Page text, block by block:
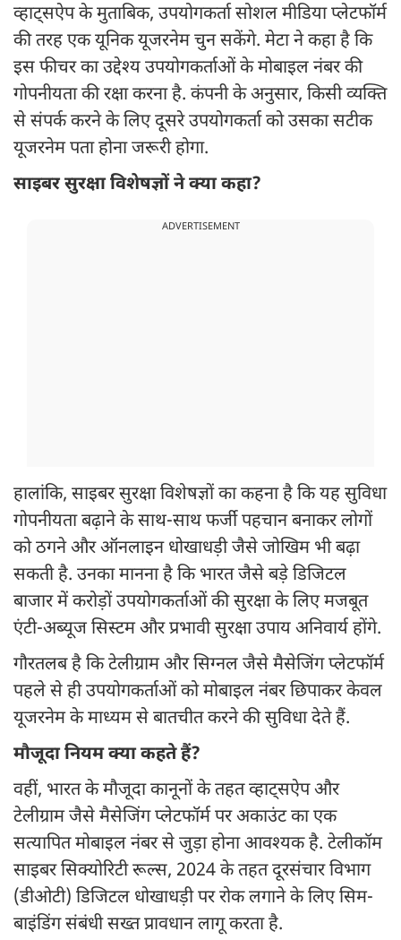
व्हाट्सऐप के मुताबिक, उपयोगकर्ता सोशल मीडिया प्लेटफॉर्म
की तरह एक यूनिक यूजरनेम चुन सकेंगे. मेटा ने कहा है कि
इस फीचर का उद्देश्य उपयोगकर्ताओं के मोबाइल नंबर की
गोपनीयता की रक्षा करना है. कंपनी के अनुसार, किसी व्यक्ति
से संपर्क करने के लिए दूसरे उपयोगकर्ता को उसका सटीक
यूजरनेम पता होना जरूरी होगा.
साइबर सुरक्षा विशेषज्ञों ने क्या कहा?
ADVERTISEMENT
हालांकि, साइबर सुरक्षा विशेषज्ञों का कहना है कि यह सुविधा
गोपनीयता बढ़ाने के साथ-साथ फर्जी पहचान बनाकर लोगों
को ठगने और ऑनलाइन धोखाधड़ी जैसे जोखिम भी बढ़ा
सकती है. उनका मानना है कि भारत जैसे बड़े डिजिटल
बाजार में करोड़ों उपयोगकर्ताओं की सुरक्षा के लिए मजबूत
एंटी-अब्यूज सिस्टम और प्रभावी सुरक्षा उपाय अनिवार्य होंगे.
गौरतलब है कि टेलीग्राम और सिग्नल जैसे मैसेजिंग प्लेटफॉर्म
पहले से ही उपयोगकर्ताओं को मोबाइल नंबर छिपाकर केवल
यूजरनेम के माध्यम से बातचीत करने की सुविधा देते हैं.
मौजूदा नियम क्या कहते हैं?
वहीं, भारत के मौजूदा कानूनों के तहत व्हाट्सऐप और
टेलीग्राम जैसे मैसेजिंग प्लेटफॉर्म पर अकाउंट का एक
सत्यापित मोबाइल नंबर से जुड़ा होना आवश्यक है. टेलीकॉम
साइबर सिक्योरिटी रूल्स, 2024 के तहत दूरसंचार विभाग
(डीओटी) डिजिटल धोखाधड़ी पर रोक लगाने के लिए सिम-
बाइंडिंग संबंधी सख्त प्रावधान लागू करता है.